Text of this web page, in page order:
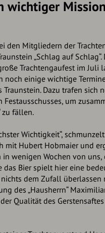
wichtiger Mission
den Mitgliedern der
„Schlag auf Schlag“.
Trachtengaufest im Juli
noch einige wichtige
Dazu trafen sich
um
zu fällen.
Wichtigkeit“,
mit Hubert Hobmaier und
in wenigen Wochen von
Bier spielt hier eine
dem Zufall überlassen
des „Hausherrn“
Qualität des